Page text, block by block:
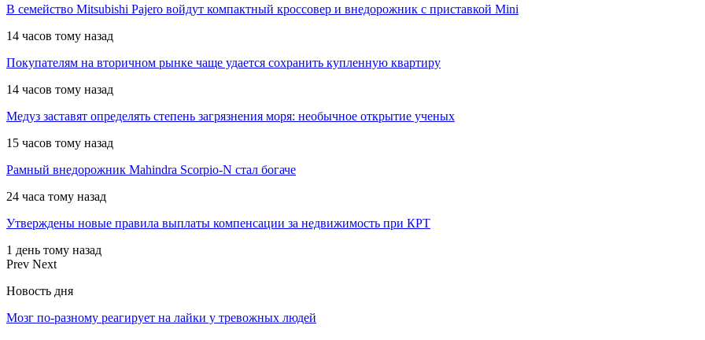
В семейство Mitsubishi Pajero войдут компактный кроссовер и внедорожник с приставкой Mini
14 часов тому назад
Покупателям на вторичном рынке чаще удается сохранить купленную квартиру
14 часов тому назад
Медуз заставят определять степень загрязнения моря: необычное открытие ученых
15 часов тому назад
Рамный внедорожник Mahindra Scorpio-N стал богаче
24 часа тому назад
Утверждены новые правила выплаты компенсации за недвижимость при КРТ
1 день тому назад
Prev Next
Новость дня
Мозг по-разному реагирует на лайки у тревожных людей